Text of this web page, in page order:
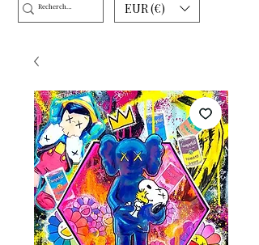
EUR (€)